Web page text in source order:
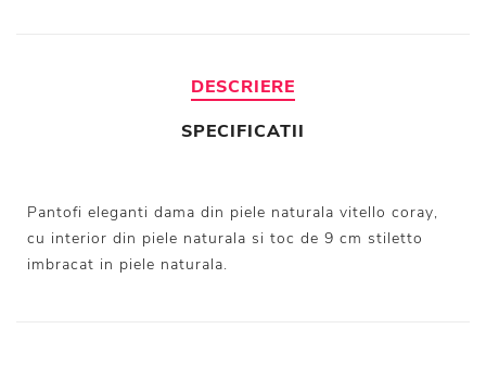
DESCRIERE
SPECIFICATII
Pantofi eleganti dama din piele naturala vitello coray,
cu interior din piele naturala si toc de 9 cm stiletto
imbracat in piele naturala.